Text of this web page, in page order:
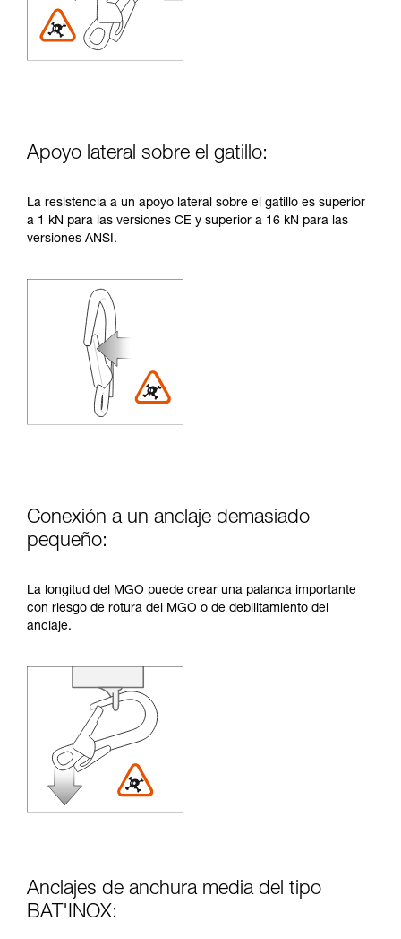
Apoyo lateral sobre el gatillo:
La resistencia a un apoyo lateral sobre el gatillo es superior
a 1 kN para las versiones CE y superior a 16 kN para las
versiones ANSI.
Conexión a un anclaje demasiado
pequeño:
La longitud del MGO puede crear una palanca importante
con riesgo de rotura del MGO o de debilitamiento del
anclaje.
Anclajes de anchura media del tipo
BAT'INOX: